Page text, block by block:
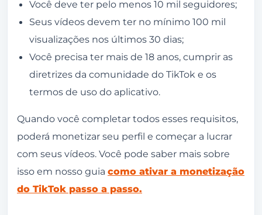
Você deve ter pelo menos 10 mil seguidores;
Seus vídeos devem ter no mínimo 100 mil
visualizações nos últimos 30 dias;
Você precisa ter mais de 18 anos, cumprir as
diretrizes da comunidade do TikTok e os
termos de uso do aplicativo.
Quando você completar todos esses requisitos,
poderá monetizar seu perfil e começar a lucrar
com seus vídeos. Você pode saber mais sobre
isso em nosso guia como ativar a monetização
do TikTok passo a passo.